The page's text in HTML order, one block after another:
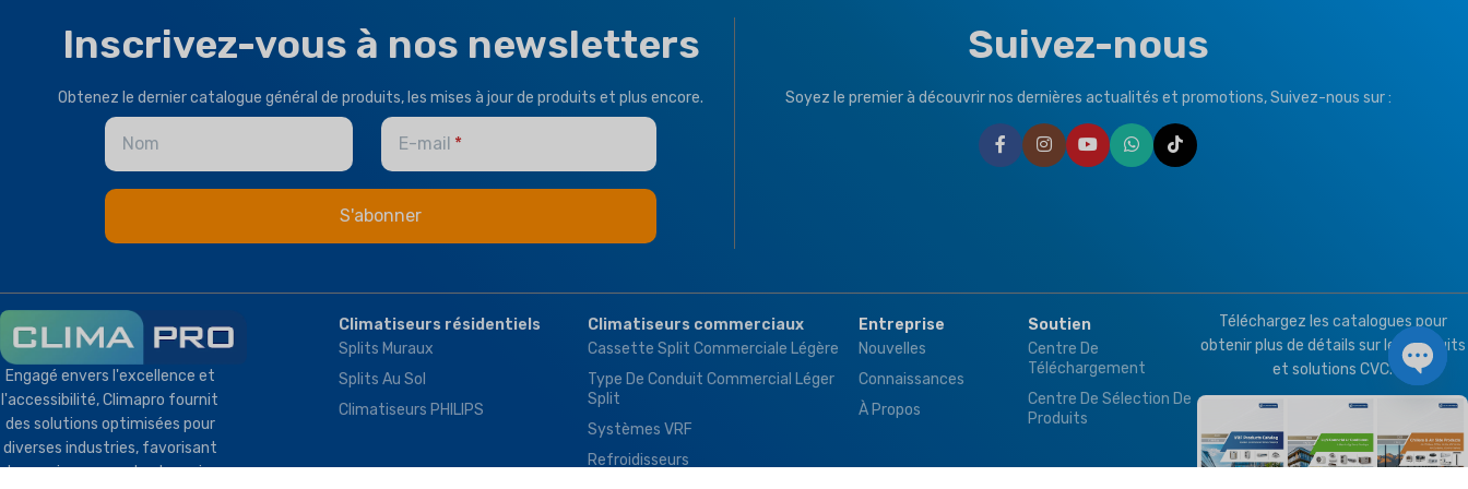
Inscrivez-vous à nos newsletters
Obtenez le dernier catalogue général de produits, les mises à jour de produits et plus encore.
Nom E-mail
Suivez-nous
Soyez le premier à découvrir nos dernières actualités et promotions, Suivez-nous sur :
Engagé envers l'excellence et
l'accessibilité, Climapro fournit
des solutions optimisées pour
diverses industries, favorisant
des environnements plus sains
Climatiseurs résidentiels
Splits Muraux
Splits Au Sol
Climatiseurs PHILIPS
Climatiseurs commerciaux
Cassette Split Commerciale Légère
Type De Conduit Commercial Léger
Split
Systèmes VRF
Refroidisseurs
Entreprise
Nouvelles
Connaissances
À Propos
Soutien
Centre De
Téléchargement
Centre De Sélection De
Produits
Téléchargez les catalogues pour
obtenir plus de détails sur les produits
et solutions CVC.
Chat